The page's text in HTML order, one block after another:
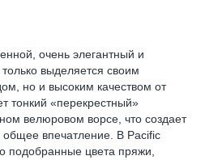
очень элегантный и
выделяется своим
но и высоким качеством от
тонкий «перекрестный»
велюровом ворсе, что создает
впечатление. В Pacific
подобранные цвета пряжи,